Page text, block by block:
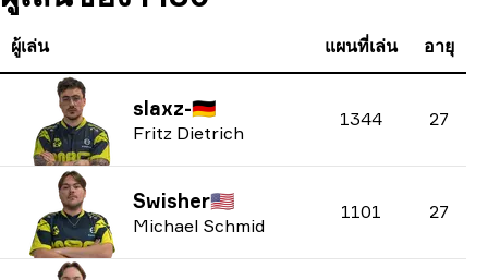
ผู้เล่น แผนที่เล่น อายุ
slaxz-🇩🇪
Fritz Dietrich
1344 27
Swisher🇺🇸
Michael Schmid
1101 27